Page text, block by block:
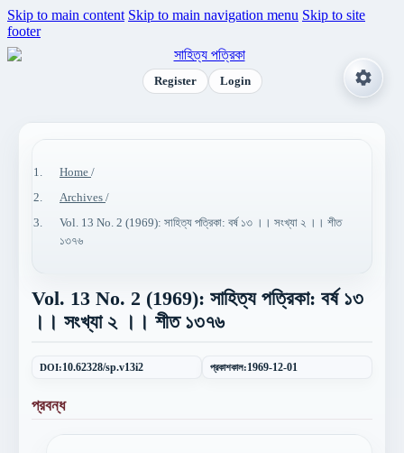
Skip to main content Skip to main navigation menu Skip to site
footer
Register Login
Home /
Archives /
Vol. 13 No. 2 (1969): সাহিত্য পত্রিকা: বর্ষ ১৩ ।। সংখ্যা ২ ।। শীত
১৩৭৬
Vol. 13 No. 2 (1969): সাহিত্য পত্রিকা: বর্ষ ১৩
।। সংখ্যা ২ ।। শীত ১৩৭৬
DOI:10.62328/sp.v13i2 প্রকাশকাল:1969-12-01
প্রবন্ধ